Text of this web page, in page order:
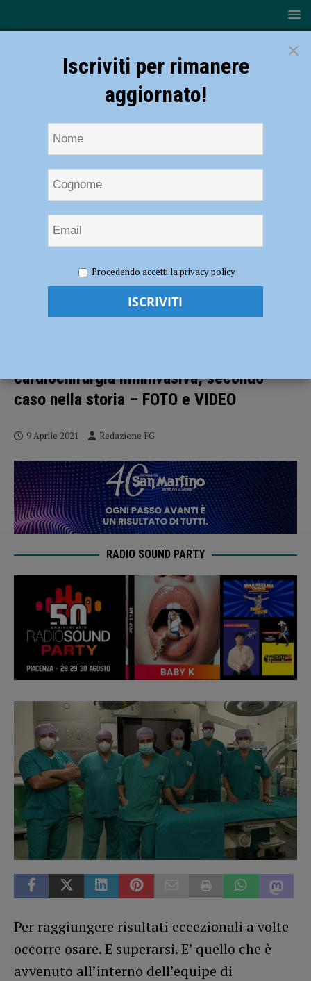
un intervento unico al mondo salva la vita a un piacentino:
cardiochirurgia mininvasiva, secondo caso nella storia – FOTO e
cardiochirurgia mininvasiva, secondo
caso nella storia – FOTO e VIDEO
9 Aprile 2021 Redazione FG
RADIO SOUND PARTY
Per raggiungere risultati eccezionali a volte
occorre osare. E superarsi. E’ quello che è
avvenuto all’interno dell’equipe di
×
Iscriviti per rimanere
aggiornato!
Procedendo accetti la privacy policy